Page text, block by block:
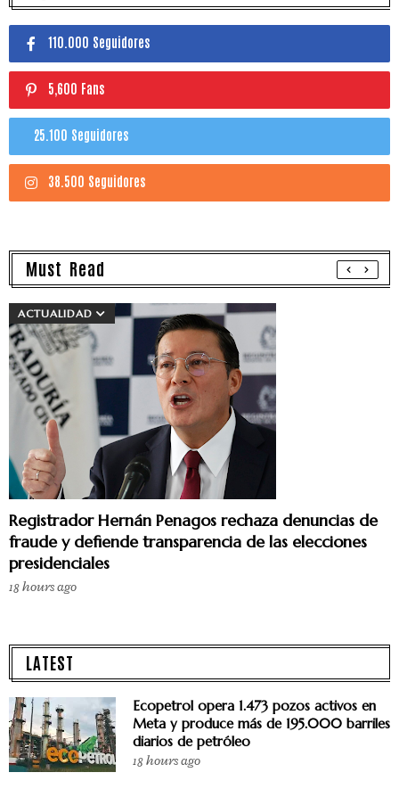
110.000 Seguidores
5,600 Fans
25.100 Seguidores
38.500 Seguidores
Must Read
ACTUALIDAD
Registrador Hernán Penagos rechaza denuncias de
fraude y defiende transparencia de las elecciones
presidenciales
18 hours ago
LATEST
Ecopetrol opera 1.473 pozos activos en
Meta y produce más de 195.000 barriles
diarios de petróleo
18 hours ago